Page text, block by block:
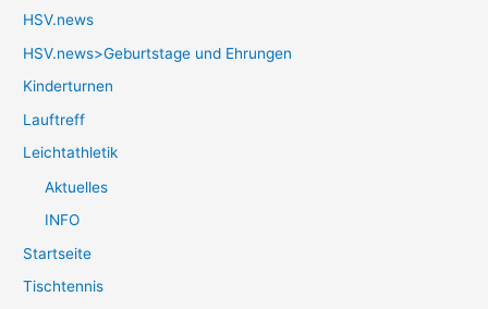
HSV.news
HSV.news>Geburtstage und Ehrungen
Kinderturnen
Lauftreff
Leichtathletik
Aktuelles
INFO
Startseite
Tischtennis